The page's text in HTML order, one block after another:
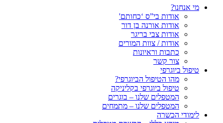
מי אנחנו?
אודות בי”ס ‘כחותם'
אודות אורנה בן דור
אודות צבי בריגר
אודות / צוות המורים
כתבות וראיונות
צור קשר
טיפול ביוגרפי
מהו הטיפול הביוגרפי?
טיפול ביוגרפי בקליניקה
המטפלים שלנו – בוגרים
המטפלים שלנו – מתמחים
לימודי הכשרה